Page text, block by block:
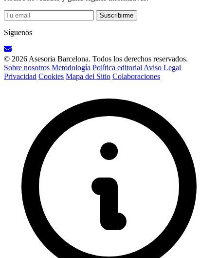
Suscribirme
Síguenos
© 2026 Asesoria Barcelona. Todos los derechos reservados.
Sobre nosotros Metodología Política editorial Aviso Legal
Privacidad Cookies Mapa del Sitio Colaboraciones